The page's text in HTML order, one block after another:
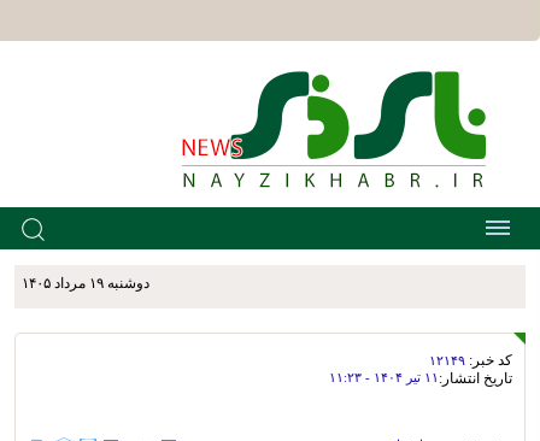
دوشنبه ۱۹ مرداد ۱۴۰۵
کد خبر: ۱۲۱۴۹
تاریخ انتشار: ۱۱ تير ۱۴۰۴ - ۱۱:۲۳